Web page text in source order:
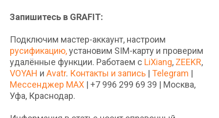
Запишитесь в GRAFIT:
Подключим мастер-аккаунт, настроим
русификацию,установим SIM-карту и проверим
удалённые функции. Работаем с LiXiang, ZEEKR,
VOYAH и Avatr. Контакты и запись | Telegram |
Мессенджер MAX | +7 996 299 69 39 | Москва,
Уфа, Краснодар.